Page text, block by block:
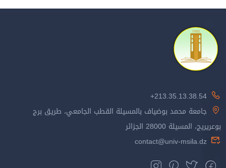
213.35.13.38.54+
جامعة محمد بوضياف بالمسيلة القطب الجامعي، طريق برج
بوعريريج، المسيلة 28000 الجزائر
contact@univ-msila.dz